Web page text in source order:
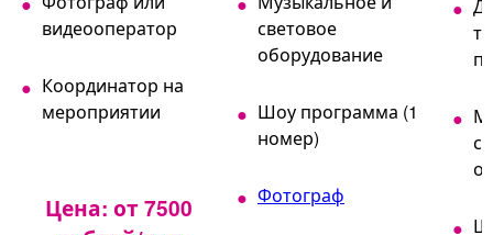
видеооператор
Координатор на
мероприятии
Цена: от 7500
световое
оборудование
Шоу программа (1
номер)
Фотограф